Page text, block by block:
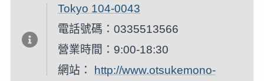
Tokyo 104-0043
電話號碼：0335513566
營業時間：9:00-18:30
網站：
http://www.otsukemono-